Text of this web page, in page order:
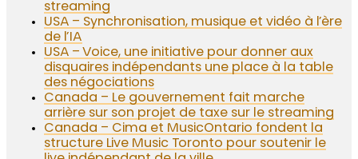
streaming
USA – Synchronisation, musique et vidéo à l’ère
de l’IA
USA – Voice, une initiative pour donner aux
disquaires indépendants une place à la table
des négociations
Canada – Le gouvernement fait marche
arrière sur son projet de taxe sur le streaming
Canada – Cima et MusicOntario fondent la
structure Live Music Toronto pour soutenir le